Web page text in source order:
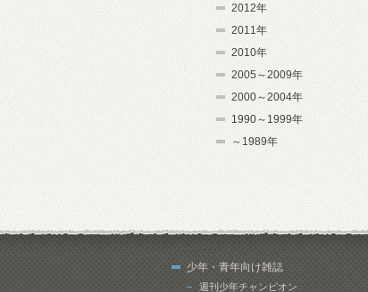
2012年
2011年
2010年
2005～2009年
2000～2004年
1990～1999年
～1989年
少年・青年向け雑誌
週刊少年チャンピオン